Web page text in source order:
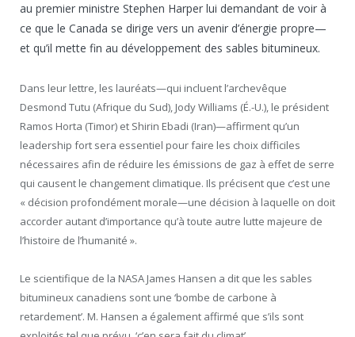
au premier ministre Stephen Harper lui demandant de voir à
ce que le Canada se dirige vers un avenir d’énergie propre—
et qu’il mette fin au développement des sables bitumineux.
Dans leur lettre, les lauréats—qui incluent l’archevêque
Desmond Tutu (Afrique du Sud), Jody Williams (É.-U.), le président
Ramos Horta (Timor) et Shirin Ebadi (Iran)—affirment qu’un
leadership fort sera essentiel pour faire les choix difficiles
nécessaires afin de réduire les émissions de gaz à effet de serre
qui causent le changement climatique. Ils précisent que c’est une
« décision profondément morale—une décision à laquelle on doit
accorder autant d’importance qu’à toute autre lutte majeure de
l’histoire de l’humanité ».
Le scientifique de la NASA James Hansen a dit que les sables
bitumineux canadiens sont une ‘bombe de carbone à
retardement’. M. Hansen a également affirmé que s’ils sont